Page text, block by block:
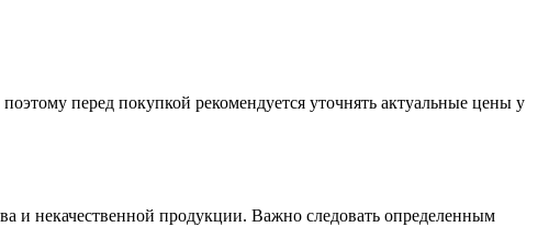
перед покупкой рекомендуется уточнять актуальные цены у
и некачественной продукции. Важно следовать определенным